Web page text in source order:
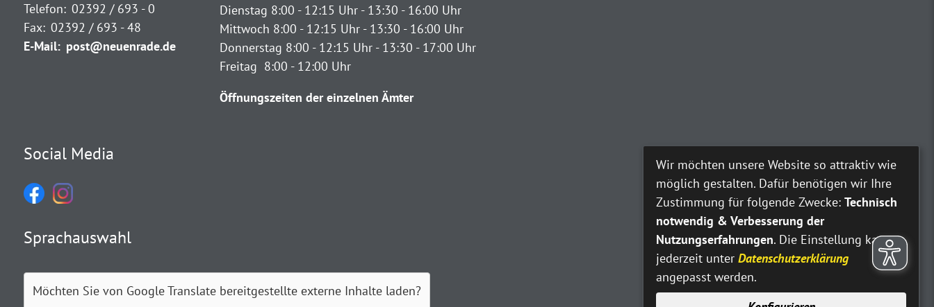
Telefon: 02392 / 693 - 0
Fax: 02392 / 693 - 48
E-Mail: post@neuenrade.de
Dienstag 8:00 - 12:15 Uhr - 13:30 - 16:00 Uhr
Mittwoch 8:00 - 12:15 Uhr - 13:30 - 16:00 Uhr
Donnerstag 8:00 - 12:15 Uhr - 13:30 - 17:00 Uhr
Freitag 8:00 - 12:00 Uhr
Öffnungszeiten der einzelnen Ämter
Social Media
Sprachauswahl
Möchten Sie von Google Translatebereitgestellte externe Inhalte laden?
Wir möchten unsere Website so attraktiv wie
möglich gestalten. Dafür benötigen wir Ihre
Zustimmung für folgende Zwecke: Technisch
notwendig & Verbesserung der
Nutzungserfahrungen. Die Einstellung kann
jederzeit unter Datenschutzerklärung
angepasst werden.